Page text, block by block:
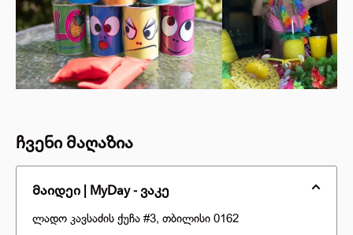
ჩვენი მაღაზია
მაიდეი | MyDay - ვაკე
ლადო კავსაძის ქუჩა #3, თბილისი 0162